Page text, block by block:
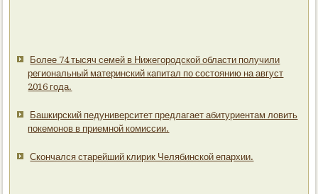
Более 74 тысяч семей в Нижегородской области получили
региональный материнский капитал по состоянию на август
2016 года.
Башкирский педуниверситет предлагает абитуриентам ловить
покемонов в приемной комиссии.
Скончался старейший клирик Челябинской епархии.